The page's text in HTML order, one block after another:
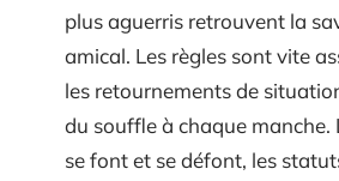
plus aguerris retrouvent la
amical. Les règles sont vite
les retournements de
du souffle à chaque manche.
se font et se défont, les